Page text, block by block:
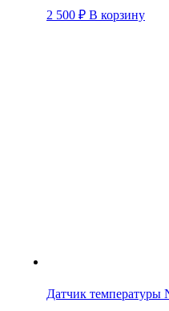
2 500 ₽ В корзину
Датчик температуры